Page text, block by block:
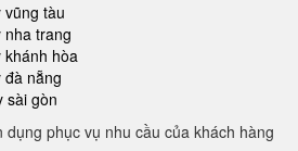
vũng tàu
nha trang
khánh hòa
đà nẵng
sài gòn
phục vụ nhu cầu của khách hàng